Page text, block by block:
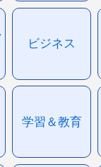
ビジネス
学習＆教育